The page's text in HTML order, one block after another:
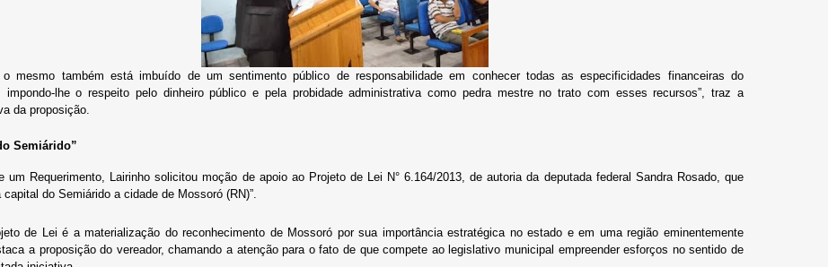
o mesmo também está imbuído de um sentimento público de responsabilidade em conhecer todas as especificidades financeiras do
impondo-lhe o respeito pelo dinheiro público e pela probidade administrativa como pedra mestre no trato com esses recursos”, traz a
da proposição.
Semiárido”
um Requerimento, Lairinho solicitou moção de apoio ao Projeto de Lei N° 6.164/2013, de autoria da deputada federal Sandra Rosado, que
capital do Semiárido a cidade de Mossoró (RN)”.
de Lei é a materialização do reconhecimento de Mossoró por sua importância estratégica no estado e em uma região eminentemente
a proposição do vereador, chamando a atenção para o fato de que compete ao legislativo municipal empreender esforços no sentido de